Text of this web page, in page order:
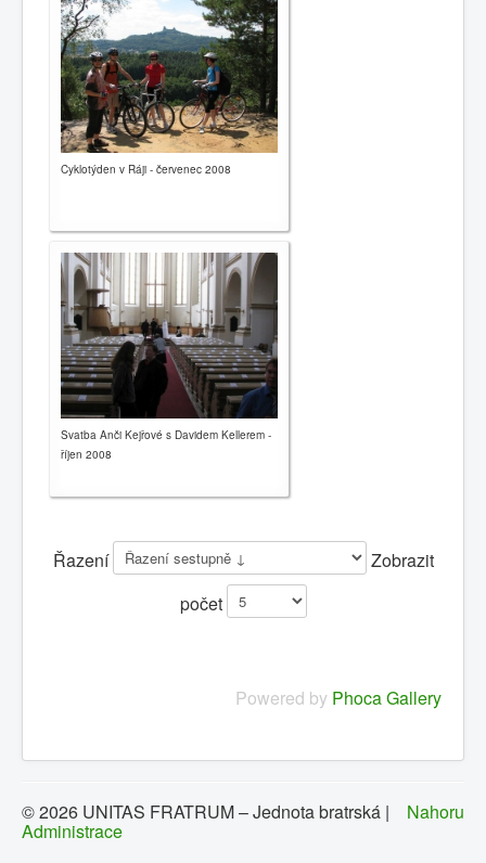
Cyklotýden v Ráji - červenec 2008
Svatba Anči Kejřové s Davidem Kellerem -
říjen 2008
Řazení
Zobrazit
počet
Powered by Phoca Gallery
Nahoru
© 2026 UNITAS FRATRUM – Jednota bratrská |
Administrace